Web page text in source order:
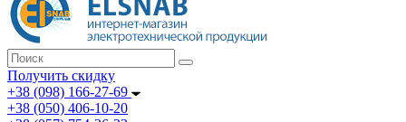
Получить скидку
+38 (098) 166-27-69
+38 (050) 406-10-20